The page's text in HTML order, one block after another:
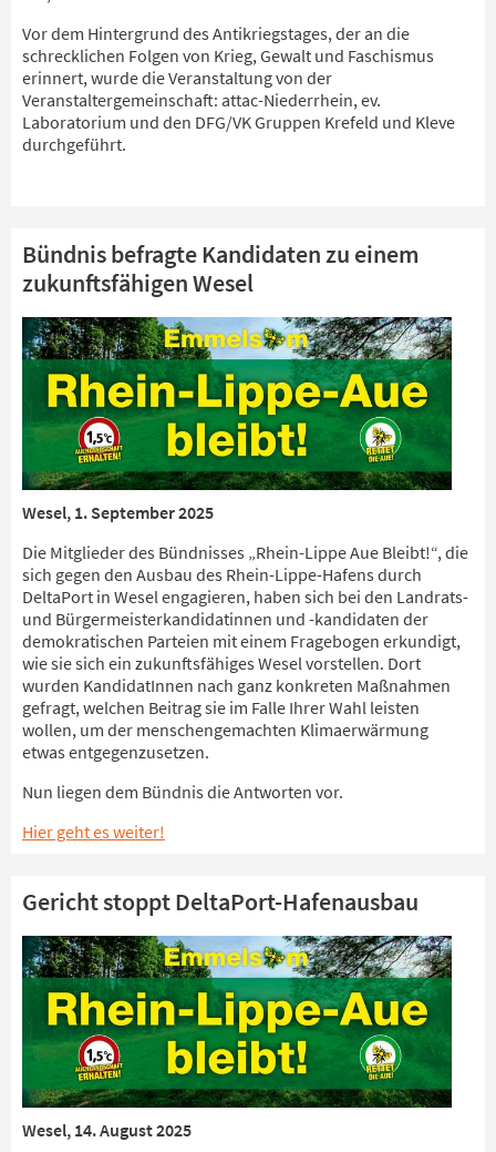
Vor dem Hintergrund des Antikriegstages, der an die
schrecklichen Folgen von Krieg, Gewalt und Faschismus
erinnert, wurde die Veranstaltung von der
Veranstaltergemeinschaft: attac-Niederrhein, ev.
Laboratorium und den DFG/VK Gruppen Krefeld und Kleve
durchgeführt.
Bündnis befragte Kandidaten zu einem
zukunftsfähigen Wesel
Wesel, 1. September 2025
Die Mitglieder des Bündnisses „Rhein-Lippe Aue Bleibt!“, die
sich gegen den Ausbau des Rhein-Lippe-Hafens durch
DeltaPort in Wesel engagieren, haben sich bei den Landrats-
und Bürgermeisterkandidatinnen und -kandidaten der
demokratischen Parteien mit einem Fragebogen erkundigt,
wie sie sich ein zukunftsfähiges Wesel vorstellen. Dort
wurden KandidatInnen nach ganz konkreten Maßnahmen
gefragt, welchen Beitrag sie im Falle Ihrer Wahl leisten
wollen, um der menschengemachten Klimaerwärmung
etwas entgegenzusetzen.
Nun liegen dem Bündnis die Antworten vor.
Hier geht es weiter!
Gericht stoppt DeltaPort-Hafenausbau
Wesel, 14. August 2025